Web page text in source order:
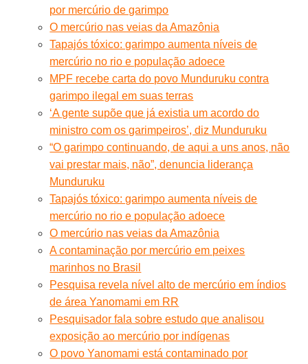
por mercúrio de garimpo
O mercúrio nas veias da Amazônia
Tapajós tóxico: garimpo aumenta níveis de
mercúrio no rio e população adoece
MPF recebe carta do povo Munduruku contra
garimpo ilegal em suas terras
‘A gente supõe que já existia um acordo do
ministro com os garimpeiros’, diz Munduruku
“O garimpo continuando, de aqui a uns anos, não
vai prestar mais, não”, denuncia liderança
Munduruku
Tapajós tóxico: garimpo aumenta níveis de
mercúrio no rio e população adoece
O mercúrio nas veias da Amazônia
A contaminação por mercúrio em peixes
marinhos no Brasil
Pesquisa revela nível alto de mercúrio em índios
de área Yanomami em RR
Pesquisador fala sobre estudo que analisou
exposição ao mercúrio por indígenas
O povo Yanomami está contaminado por